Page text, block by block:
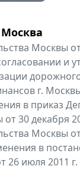
Москвы
и
г.
в приказ
30 декабря
Москвы
в
26 июля 2011